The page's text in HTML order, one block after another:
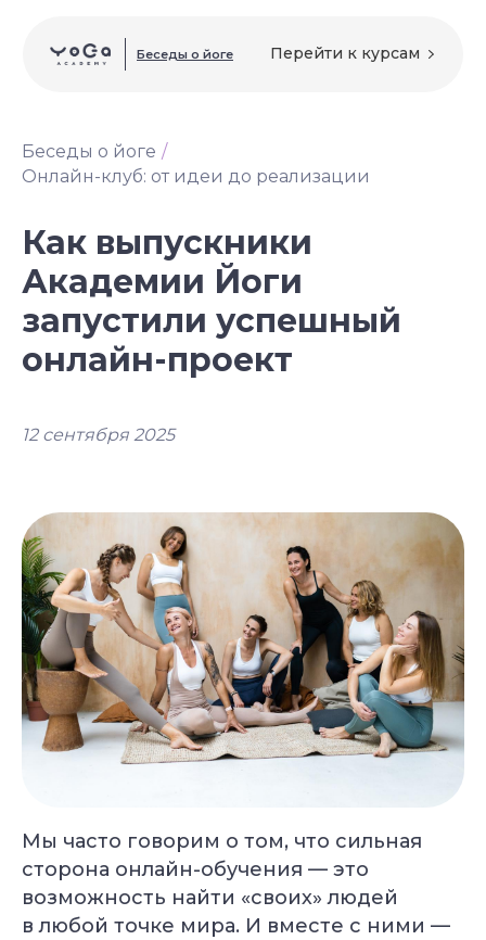
Беседы о йоге
Беседы о йоге /
Онлайн-клуб: от идеи до реализации
Как выпускники
Академии Йоги
запустили успешный
онлайн-проект
12 сентября 2025
Мы часто говорим о том, что сильная
сторона онлайн-обучения — это
возможность найти «своих» людей
в любой точке мира. И вместе с ними —